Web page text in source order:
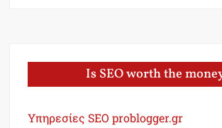
Is SEO worth the
Υπηρεσίες SEO problogger.gr